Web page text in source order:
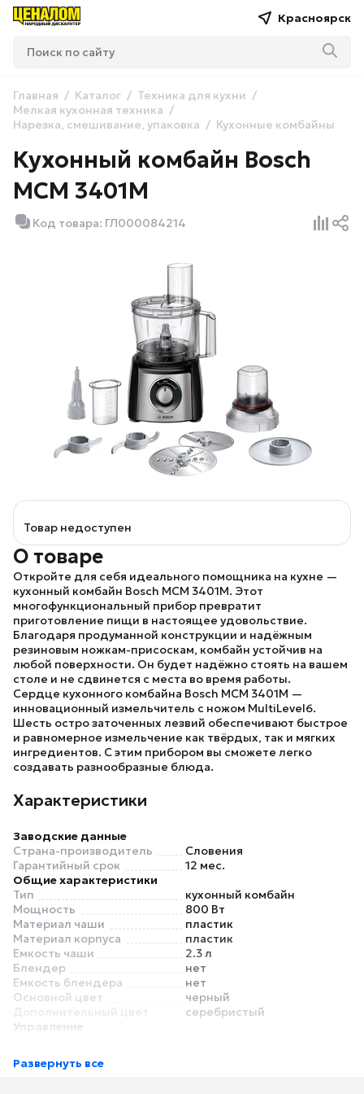
Красноярск
Главная Каталог
Техника для кухни
Мелкая кухонная техника
Нарезка, смешивание, упаковка
Кухонные комбайны
Кухонный комбайн Bosch
MCM 3401M
Код товара: ГЛ000084214
Товар недоступен
О товаре
Откройте для себя идеального помощника на кухне —
кухонный комбайн Bosch MCM 3401M. Этот
многофункциональный прибор превратит
приготовление пищи в настоящее удовольствие.
Благодаря продуманной конструкции и надёжным
резиновым ножкам-присоскам, комбайн устойчив на
любой поверхности. Он будет надёжно стоять на вашем
столе и не сдвинется с места во время работы.
Сердце кухонного комбайна Bosch MCM 3401M —
инновационный измельчитель с ножом MultiLevel6.
Шесть остро заточенных лезвий обеспечивают быстрое
и равномерное измельчение как твёрдых, так и мягких
ингредиентов. С этим прибором вы сможете легко
создавать разнообразные блюда.
Характеристики
Заводские данные
Страна-производитель
Словения
Гарантийный срок
12 мес.
Общие характеристики
Тип
кухонный комбайн
Мощность
800 Вт
Материал чаши
пластик
Материал корпуса
пластик
Емкость чаши
2.3 л
Блендер
нет
Емкость блендера
нет
Основной цвет
черный
Дополнительный цвет
серебристый
Управление
Режимы
Развернуть все